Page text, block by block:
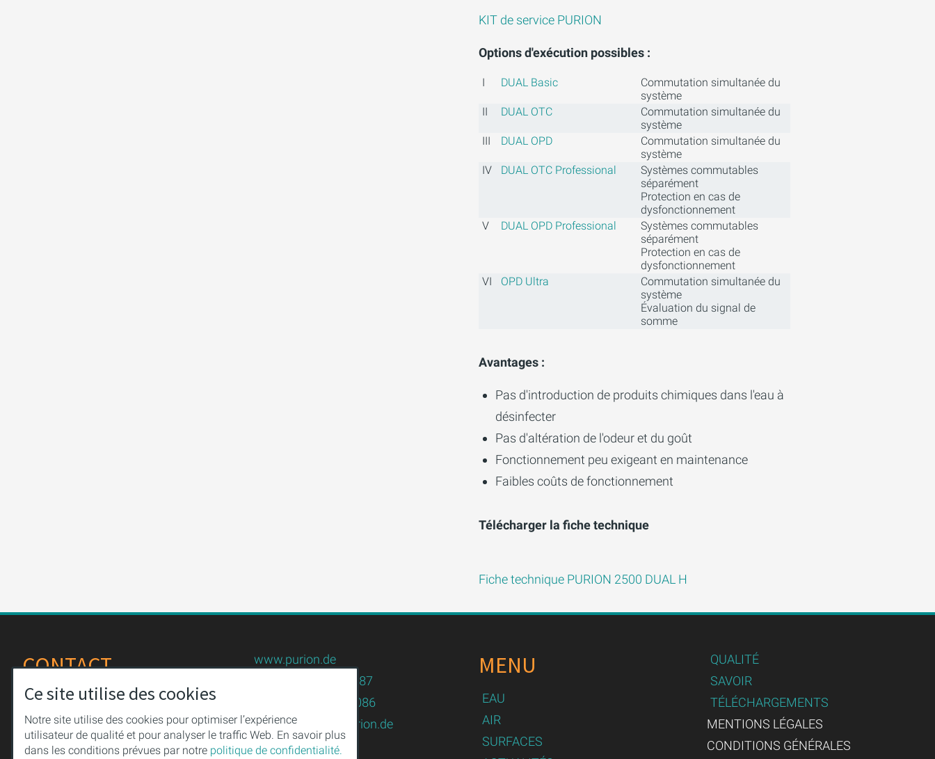
KIT de service PURION
Options d'exécution possibles :
I DUAL Basic
Commutation simultanée du
système
II
DUAL OTC
Commutation simultanée du
système
III
DUAL OPD
Commutation simultanée du
système
IV
DUAL OTC Professional
Systèmes commutables
séparément
Protection en cas de
dysfonctionnement
V
DUAL OPD Professional
Systèmes commutables
séparément
Protection en cas de
dysfonctionnement
VI
OPD Ultra
Commutation simultanée du
système
Évaluation du signal de
somme
Avantages :
Pas d'introduction de produits chimiques dans l'eau à
désinfecter
Pas d'altération de l'odeur et du goût
Fonctionnement peu exigeant en maintenance
Faibles coûts de fonctionnement
Télécharger la fiche technique
Fiche technique PURION 2500 DUAL H
CONTACT
PURION GmbH
Meininger Straße 41
98544 Zella-Mehlis
www.purion.de
+49 (0)3682 / 479087
+49 (0)3682 / 479086
uv-technology@purion.de
MENU
EAU
AIR
SURFACES
QUALITÉ
SAVOIR
TÉLÉCHARGEMENTS
MENTIONS LÉGALES
CONDITIONS GÉNÉRALES
Ce site utilise des cookies
Notre site utilise des cookies pour optimiser l’expérience
utilisateur de qualité et pour analyser le traffic Web. En savoir plus
dans les conditions prévues par notre politique de confidentialité.